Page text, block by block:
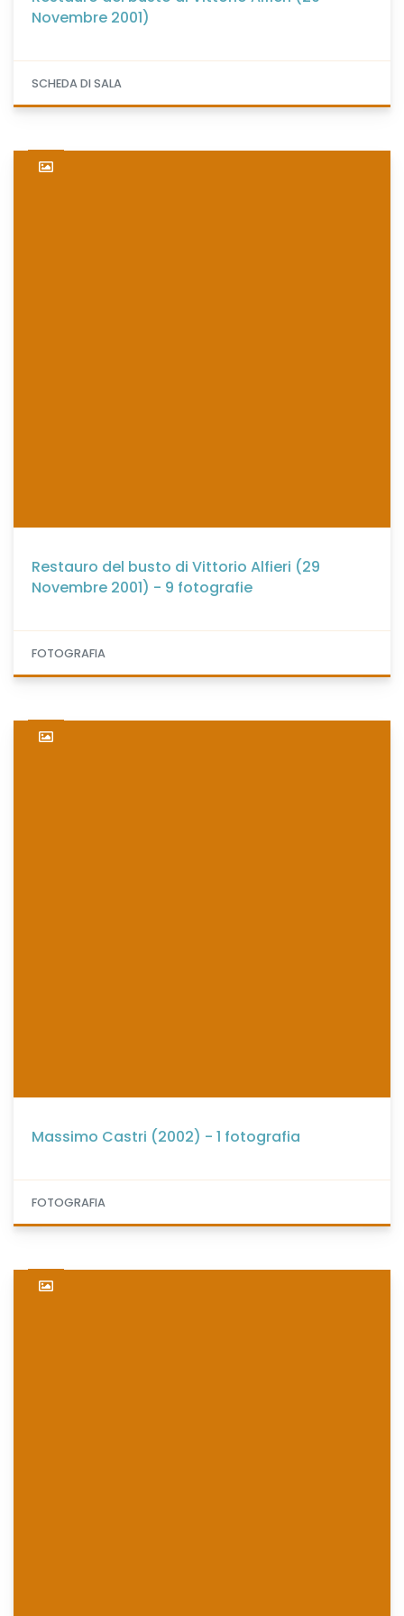
Novembre 2001)
SCHEDA DI SALA
Restauro del busto di Vittorio Alfieri (29
Novembre 2001) - 9 fotografie
FOTOGRAFIA
Massimo Castri (2002) - 1 fotografia
FOTOGRAFIA